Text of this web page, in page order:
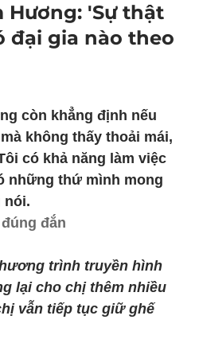
Hương: 'Sự thật
đại gia nào theo
còn khẳng định nếu
không thấy thoải mái,
có khả năng làm việc
những thứ mình mong
nói.
đắn
trình truyền hình
lại cho chị thêm nhiều
vẫn tiếp tục giữ ghế